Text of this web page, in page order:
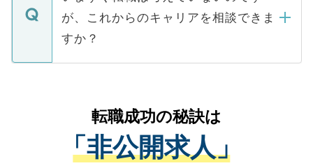
みを人材紹介会社に依頼するケースが増え
ています。
などで収集したご登録者様の個人情報は、
ご本人のキャリアアップおよび転職活動の
支援を目的に使用いたします。お預かりし
ているすべての個人データはご本人の許可
は、個人情報の取り扱いについての厳密な
管理基準を満たした事業者のみに付与され
る、プライバシーマークを取得済みです。
が、これからのキャリアを相談できま
すか？
かがいして、現在の医療機関の状況や紹介
経験をまじえながら、適切なアドバイスを
させていただきます。すぐにご転職をされ
ない方には、長期的なサポートが可能です
転職成功の秘訣は
「非公開求人」